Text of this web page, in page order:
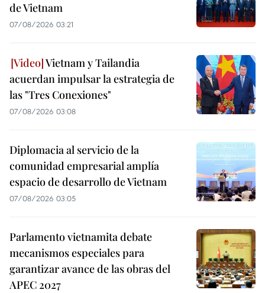
de Vietnam
07/08/2026 03:21
Vietnam y Tailandia
acuerdan impulsar la estrategia de
las "Tres Conexiones"
07/08/2026 03:08
Diplomacia al servicio de la
comunidad empresarial amplía
espacio de desarrollo de Vietnam
07/08/2026 03:05
Parlamento vietnamita debate
mecanismos especiales para
garantizar avance de las obras del
APEC 2027